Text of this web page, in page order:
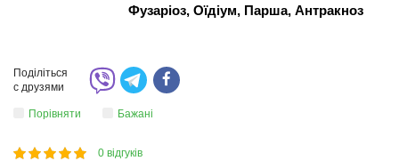
Фузаріоз, Оїдіум, Парша, Антракноз
Поділіться
с друзями
Порівняти Бажані
100
1
2
3
4
5 0 відгуків